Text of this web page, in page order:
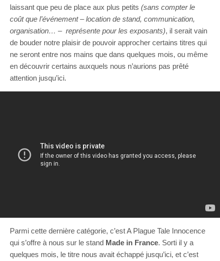
laissant que peu de place aux plus petits (sans compter le
coût que l’événement – location de stand, communication,
organisation… – représente pour les exposants), il serait vain
de bouder notre plaisir de pouvoir approcher certains titres qui
ne seront entre nos mains que dans quelques mois, ou même
en découvrir certains auxquels nous n’aurions pas prêté
attention jusqu’ici.
Parmi cette dernière catégorie, c’est A Plague Tale Innocence
qui s’offre à nous sur le stand Made in France. Sorti il y a
quelques mois, le titre nous avait échappé jusqu’ici, et c’est